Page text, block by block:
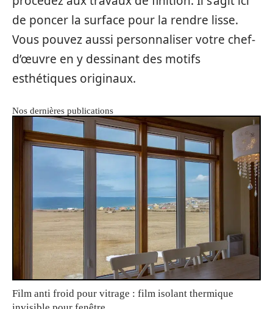
de poncer la surface pour la rendre lisse.
Vous pouvez aussi personnaliser votre chef-
d’œuvre en y dessinant des motifs
esthétiques originaux.
Nos dernières publications
Film anti froid pour vitrage : film isolant thermique